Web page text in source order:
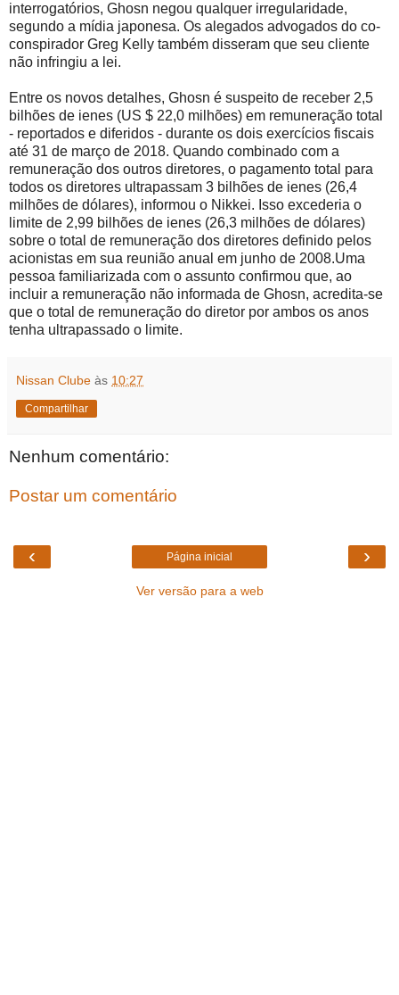
interrogatórios, Ghosn negou qualquer irregularidade,
segundo a mídia japonesa. Os alegados advogados do co-
conspirador Greg Kelly também disseram que seu cliente
não infringiu a lei.
Entre os novos detalhes, Ghosn é suspeito de receber 2,5
bilhões de ienes (US $ 22,0 milhões) em remuneração total
- reportados e diferidos - durante os dois exercícios fiscais
até 31 de março de 2018. Quando combinado com a
remuneração dos outros diretores, o pagamento total para
todos os diretores ultrapassam 3 bilhões de ienes (26,4
milhões de dólares), informou o Nikkei. Isso excederia o
limite de 2,99 bilhões de ienes (26,3 milhões de dólares)
sobre o total de remuneração dos diretores definido pelos
acionistas em sua reunião anual em junho de 2008.Uma
pessoa familiarizada com o assunto confirmou que, ao
incluir a remuneração não informada de Ghosn, acredita-se
que o total de remuneração do diretor por ambos os anos
tenha ultrapassado o limite.
Nissan Clube às 10:27
Compartilhar
Nenhum comentário:
Postar um comentário
‹ ›
Página inicial
Ver versão para a web